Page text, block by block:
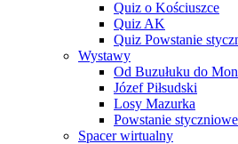
Quiz o Kościuszce
Quiz AK
Quiz Powstanie
Wystawy
Od Buzułuku do
Józef Piłsudski
Losy Mazurka
Powstanie
Spacer wirtualny